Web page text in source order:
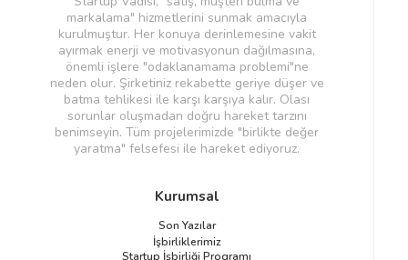
markalama" hizmetlerini sunmak amacıyla
kurulmuştur. Her konuya derinlemesine vakit
ayırmak enerji ve motivasyonun dağılmasına,
önemli işlere "odaklanamama problemi"ne
neden olur. Şirketiniz rekabette geriye düşer ve
batma tehlikesi ile karşı karşıya kalır. Olası
sorunlar oluşmadan doğru hareket tarzını
benimseyin. Tüm projelerimizde "birlikte değer
yaratma" felsefesi ile hareket ediyoruz.
Kurumsal
Son Yazılar
İşbirliklerimiz
Startup İşbirliği Programı